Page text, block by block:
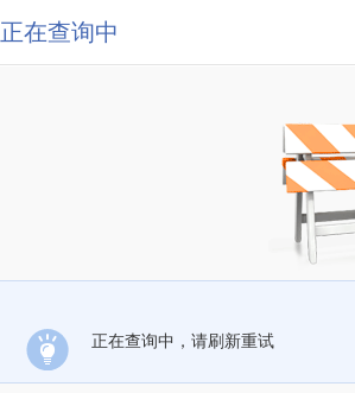
正在查询中
正在查询中，请刷新重试